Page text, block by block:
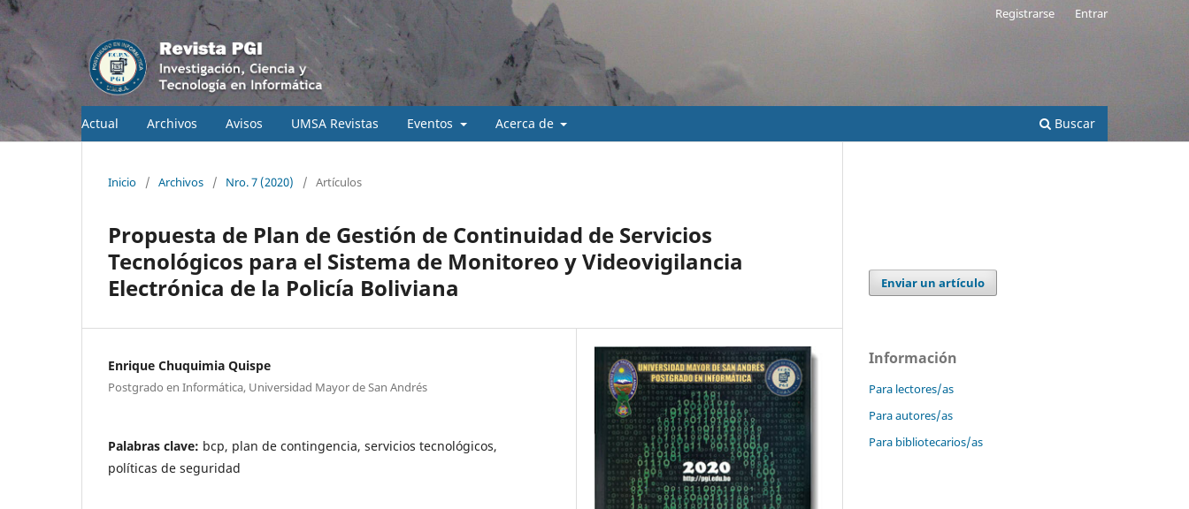
Actual Archivos Avisos UMSA Revistas Eventos Acerca de Buscar
Registrarse Entrar
Inicio / Archivos / Nro. 7 (2020) / Artículos
Propuesta de Plan de Gestión de Continuidad de Servicios
Tecnológicos para el Sistema de Monitoreo y Videovigilancia
Electrónica de la Policía Boliviana
Enrique Chuquimia Quispe
Postgrado en Informática, Universidad Mayor de San Andrés
Palabras clave: bcp, plan de contingencia, servicios tecnológicos,
políticas de seguridad
Enviar un artículo
Información
Para lectores/as
Para autores/as
Para bibliotecarios/as